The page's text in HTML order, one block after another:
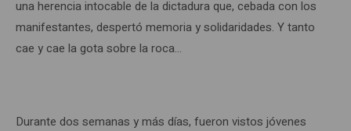
una herencia intocable de la dictadura que, cebada con los
manifestantes, despertó memoria y solidaridades. Y tanto
cae y cae la gota sobre la roca…
Durante dos semanas y más días, fueron vistos jóvenes